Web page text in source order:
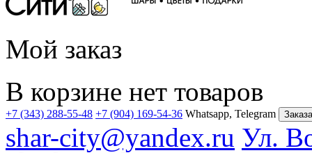
Мой заказ
В корзине нет товаров
+7 (343) 288-55-48 +7 (904) 169-54-36 Whatsapp, Telegram
shar-city@yandex.ru Ул.